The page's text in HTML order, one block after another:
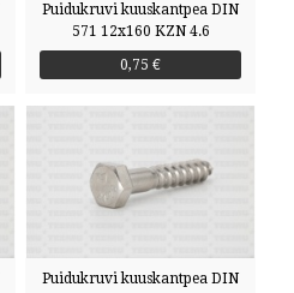
Puidukruvi kuuskantpea DIN
571 12x160 KZN 4.6
0,75 €
Puidukruvi kuuskantpea DIN